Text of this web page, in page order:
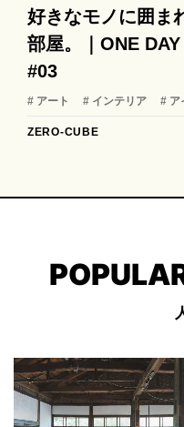
好きなモノに囲ま
部屋。｜ONE
#03
# アート # インテリア # ア
ZERO-CUBE